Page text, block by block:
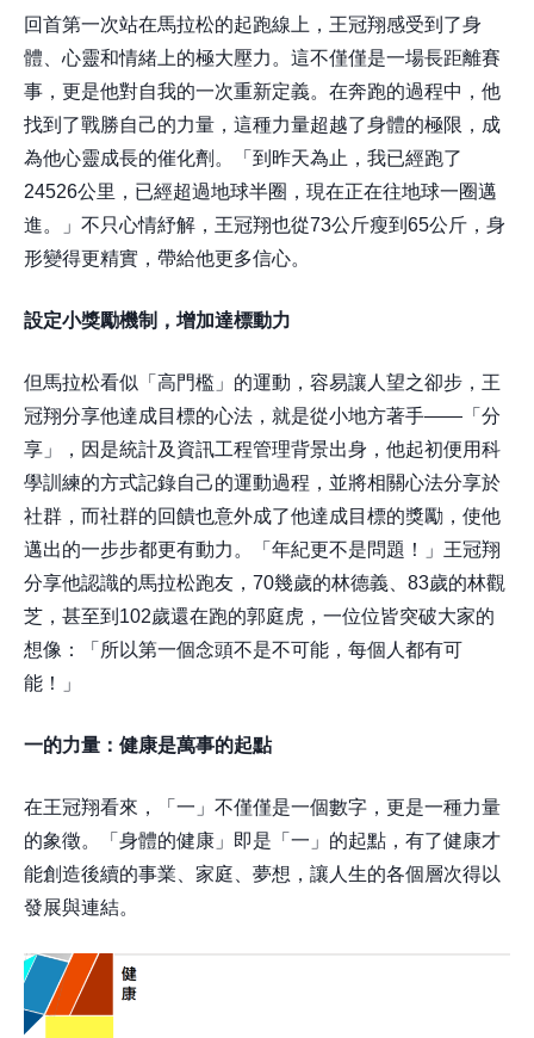
回首第一次站在馬拉松的起跑線上，王冠翔感受到了身
體、心靈和情緒上的極大壓力。這不僅僅是一場長距離賽
事，更是他對自我的一次重新定義。在奔跑的過程中，他
找到了戰勝自己的力量，這種力量超越了身體的極限，成
為他心靈成長的催化劑。「到昨天為止，我已經跑了
24526公里，已經超過地球半圈，現在正在往地球一圈邁
進。」不只心情紓解，王冠翔也從73公斤瘦到65公斤，身
形變得更精實，帶給他更多信心。
設定小獎勵機制，增加達標動力
但馬拉松看似「高門檻」的運動，容易讓人望之卻步，王
冠翔分享他達成目標的心法，就是從小地方著手——「分
享」，因是統計及資訊工程管理背景出身，他起初便用科
學訓練的方式記錄自己的運動過程，並將相關心法分享於
社群，而社群的回饋也意外成了他達成目標的獎勵，使他
邁出的一步步都更有動力。「年紀更不是問題！」王冠翔
分享他認識的馬拉松跑友，70幾歲的林德義、83歲的林觀
芝，甚至到102歲還在跑的郭庭虎，一位位皆突破大家的
想像：「所以第一個念頭不是不可能，每個人都有可
能！」
一的力量：健康是萬事的起點
在王冠翔看來，「一」不僅僅是一個數字，更是一種力量
的象徵。「身體的健康」即是「一」的起點，有了健康才
能創造後續的事業、家庭、夢想，讓人生的各個層次得以
發展與連結。